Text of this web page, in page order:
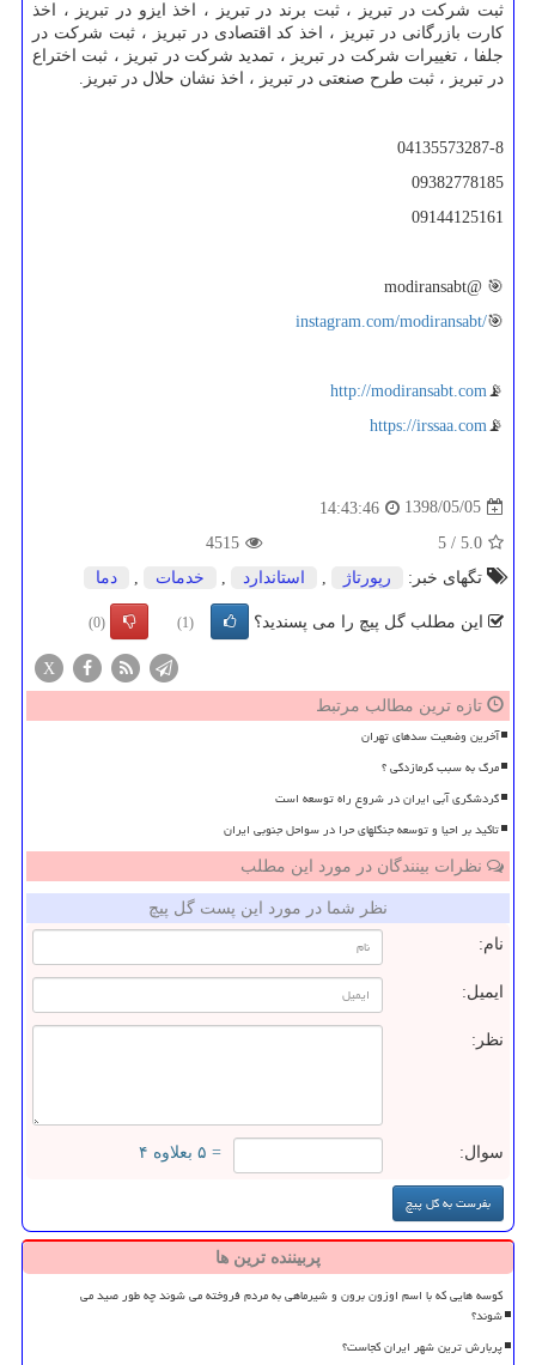
ثبت شرکت در تبریز ، ثبت برند در تبریز ، اخذ ایزو در تبریز ، اخذ
کارت بازرگانی در تبریز ، اخذ کد اقتصادی در تبریز ، ثبت شرکت در
جلفا ، تغییرات شرکت در تبریز ، تمدید شرکت در تبریز ، ثبت اختراع
در تبریز ، ثبت طرح صنعتی در تبریز ، اخذ نشان حلال در تبریز.
04135573287-8
09382778185
09144125161
🎯 @
modiransabt
🎯
instagram.com/modiransabt/
📡
http://modiransabt.com
📡
https://irssaa.com
1398/05/05
14:43:46
5.0
/
5
4515
تگهای خبر:
رپورتاژ , استاندارد , خدمات , دما
این مطلب گل پیچ را می پسندید؟ (1)
(0)
X
تازه ترین مطالب مرتبط
آخرین وضعیت سدهای تهران
مرگ به سبب گرمازدگی ؟
گردشگری آبی ایران در شروع راه توسعه است
تاکید بر احیا و توسعه جنگلهای حرا در سواحل جنوبی ایران
نظرات بینندگان در مورد این مطلب
نظر شما در مورد این پست گل پیچ
نام:
ایمیل:
نظر:
سوال: = ۵ بعلاوه ۴
پربیننده ترین ها
کوسه هایی که با اسم اوزون برون و شیرماهی به مردم فروخته می شوند چه طور صید می
شوند؟
پربارش ترین شهر ایران کجاست؟